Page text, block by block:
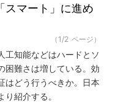
スマート」に進め
（1/2 ページ）
工知能などはハードとソ
困難さは増している。効
はどう行うべきか。日本
紹介する。